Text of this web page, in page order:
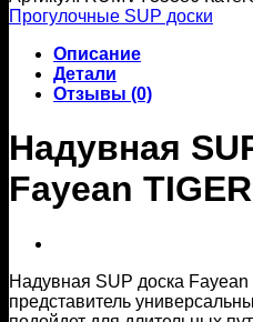
Прогулочные SUP доски
Описание
Детали
Отзывы (0)
Надувная
Fayean TIGER
Надувная SUP доска Fayean
представитель